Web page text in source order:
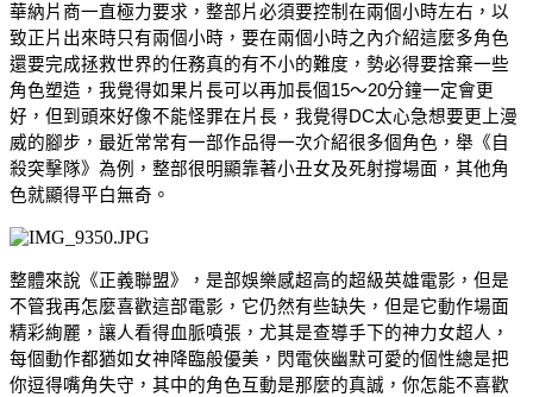
華納片商一直極力要求，整部片必須要控制在兩個小時左右，以
致正片出來時只有兩個小時，要在兩個小時之內介紹這麼多角色
還要完成拯救世界的任務真的有不小的難度，勢必得要捨棄一些
角色塑造，我覺得如果片長可以再加長個15～20分鐘一定會更
好，但到頭來好像不能怪罪在片長，我覺得DC太心急想要更上漫
威的腳步，最近常常有一部作品得一次介紹很多個角色，舉《自
殺突擊隊》為例，整部很明顯靠著小丑女及死射撐場面，其他角
色就顯得平白無奇。
整體來說《正義聯盟》，是部娛樂感超高的超級英雄電影，但是
不管我再怎麼喜歡這部電影，它仍然有些缺失，但是它動作場面
精彩絢麗，讓人看得血脈噴張，尤其是查導手下的神力女超人，
每個動作都猶如女神降臨般優美，閃電俠幽默可愛的個性總是把
你逗得嘴角失守，其中的角色互動是那麼的真誠，你怎能不喜歡